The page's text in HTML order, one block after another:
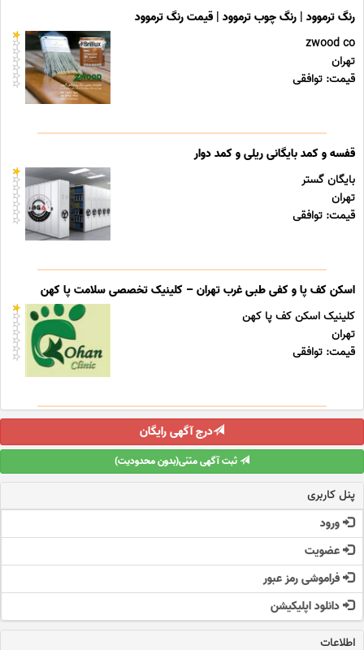
رنگ ترموود | رنگ چوب ترموود | قیمت رنگ ترموود
zwood co
تهران
قیمت: توافقی
قفسه و کمد بایگانی ریلی و کمد دوار
بایگان گستر
تهران
قیمت: توافقی
اسکن کف پا و کفی طبی غرب تهران – کلینیک تخصصی سلامت پا کهن
کلینیک اسکن کف پا کهن
تهران
قیمت: توافقی
درج آگهی رایگان
ثبت آگهی متنی(بدون محدودیت)
پنل کاربری
ورود
عضویت
فراموشی رمز عبور
دانلود اپلیکیشن
اطلاعات